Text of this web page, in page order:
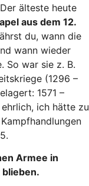
Der älteste heute
aus dem 12.
du, wann die
wann wieder
So war sie z. B.
(1296 –
1571 –
ehrlich, ich hätte zu
Armee in